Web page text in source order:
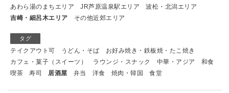
あわら湯のまちエリア
JR芦原温泉駅エリア
波松・北潟エリア
吉崎・細呂木エリア
その他近郊エリア
タグ
テイクアウト可 うどん・そば
お好み焼き・鉄板焼・たこ焼き
カフェ・菓子（スイーツ）
ラウンジ・スナック 中華・アジア
和食
喫茶
寿司 居酒屋 弁当 洋食 焼肉・韓国 食堂